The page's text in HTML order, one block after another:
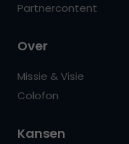
Partnercontent
Over
Missie & Visie
Colofon
Kansen